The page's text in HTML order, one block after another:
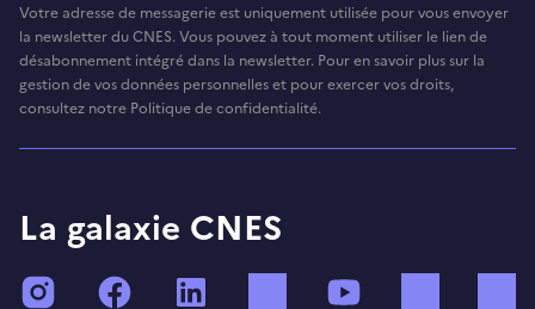
Votre adresse de messagerie est uniquement utilisée pour vous envoyer
la newsletter du CNES. Vous pouvez à tout moment utiliser le lien de
désabonnement intégré dans la newsletter. Pour en savoir plus sur la
gestion de vos données personnelles et pour exercer vos droits,
consultez notre Politique de confidentialité.
La galaxie CNES
InstagramFacebook TikTok